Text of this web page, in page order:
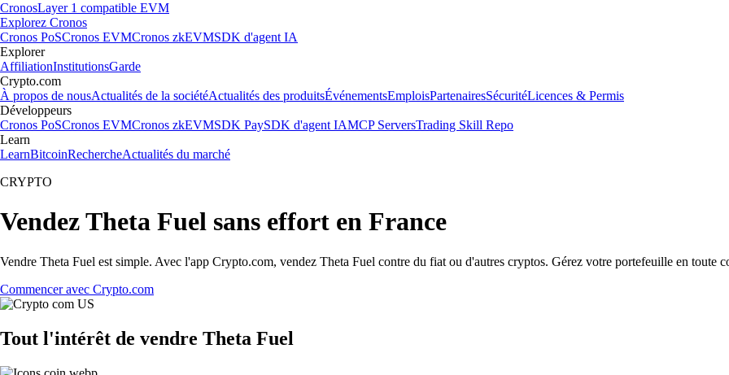
CronosLayer 1 compatible EVM
Explorez Cronos
Cronos PoSCronos EVMCronos zkEVMSDK d'agent IA
Explorer
AffiliationInstitutionsGarde
Crypto.com
À propos de nousActualités de la sociétéActualités des produitsÉvénementsEmploisPartenairesSécuritéLicences & Permis
Développeurs
Cronos PoSCronos EVMCronos zkEVMSDK PaySDK d'agent IAMCP ServersTrading Skill Repo
Learn
LearnBitcoinRechercheActualités du marché
CRYPTO
Vendez Theta Fuel sans effort en France
Vendre Theta Fuel est simple. Avec l'app Crypto.com, vendez Theta Fuel contre du fiat ou d'autres cryptos. Gérez votre portefeuille en toute
Commencer avec Crypto.com
Tout l'intérêt de vendre Theta Fuel